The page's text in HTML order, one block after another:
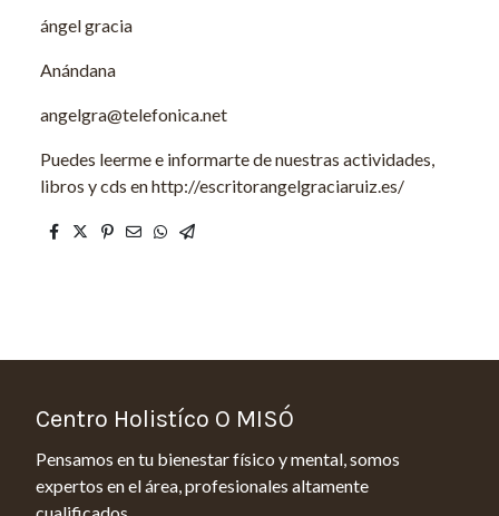
ángel gracia
Anándana
angelgra@telefonica.net
Puedes leerme e informarte de nuestras actividades,
libros y cds en http://escritorangelgraciaruiz.es/
Centro Holistíco O MISÓ
Pensamos en tu bienestar físico y mental, somos
expertos en el área, profesionales altamente